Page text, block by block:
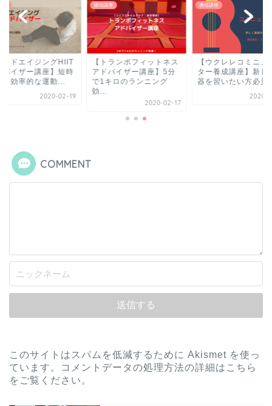
ッドエイジングHIIT
バイザー講座】短時
も効率的な運動...
2020-02-19
通信講座
【トランポフィットネス
アドバイザー講座】5分
で1キロのランニング
効...
2020-02-17
通信講座
【ウクレレコミニュ
ター養成講座】新し
器を習いたい方必見
2020-
COMMENT
このサイトはスパムを低減するために Akismet を使っ
ています。
コメントデータの処理方法の詳細はこちら
をご覧ください 。